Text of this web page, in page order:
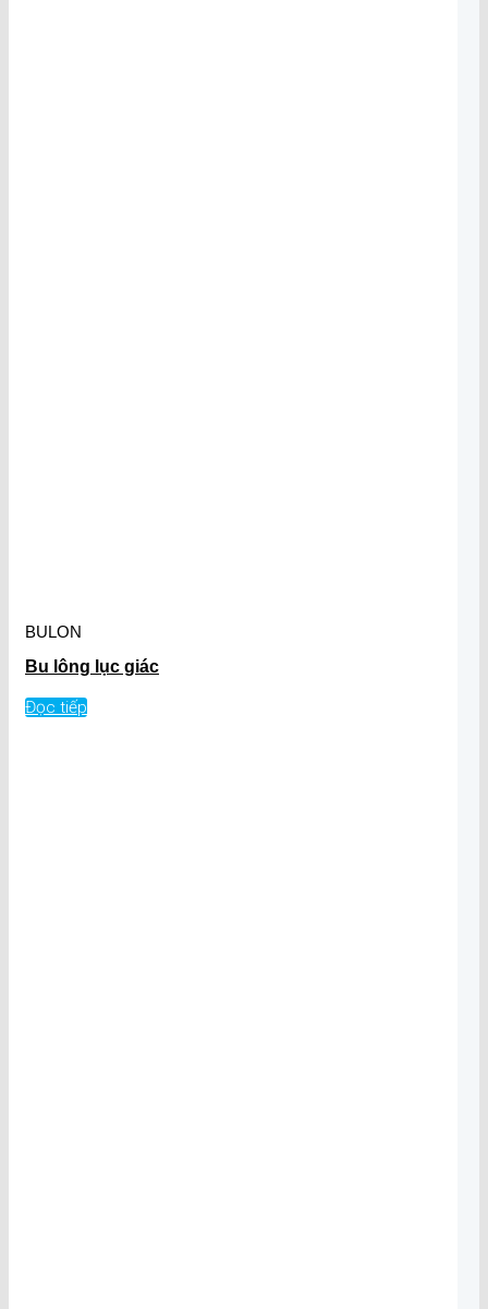
BULON
Bu lông lục giác
Đọc tiếp